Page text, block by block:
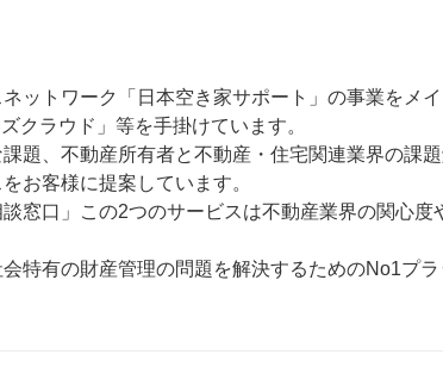
ットワーク「日本空き家サポート」の事業をメ
クラウド」等を手掛けています。
題、不動産所有者と不動産・住宅関連業界の課
お客様に提案しています。
窓口」この2つのサービスは不動産業界の関心度
特有の財産管理の問題を解決するためのNo1プ